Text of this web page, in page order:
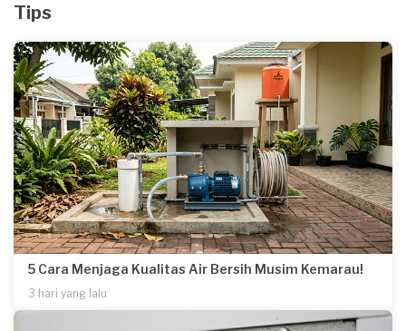
Tips
5 Cara Menjaga Kualitas Air Bersih Musim Kemarau!
3 hari yang lalu